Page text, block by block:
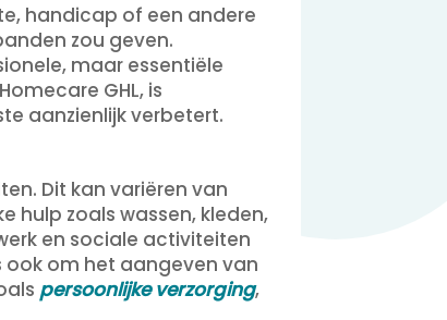
handicap of een andere
zou geven.
maar essentiële
GHL, is
aanzienlijk verbetert.
Dit kan variëren van
hulp zoals wassen, kleden,
en sociale activiteiten
om het aangeven van
persoonlijke verzorging,